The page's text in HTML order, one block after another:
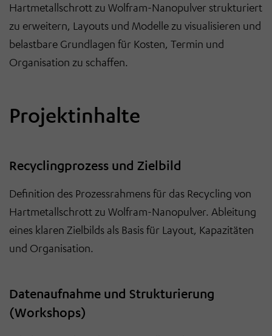
Hartmetallschrott zu Wolfram-Nanopulver strukturiert
zu erweitern, Layouts und Modelle zu visualisieren und
belastbare Grundlagen für Kosten, Termin und
Organisation zu schaffen.
Projektinhalte
Recyclingprozess und Zielbild
Definition des Prozessrahmens für das Recycling von
Hartmetallschrott zu Wolfram-Nanopulver. Ableitung
eines klaren Zielbilds als Basis für Layout, Kapazitäten
und Organisation.
Datenaufnahme und Strukturierung
(Workshops)